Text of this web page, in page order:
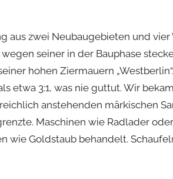
aus zwei Neubaugebieten und vier
seiner in der Bauphase
hohen Ziermauern
etwa 3:1, was nie guttut. Wir
anstehenden märkischen
Maschinen wie Radlader
wie Goldstaub behandelt.